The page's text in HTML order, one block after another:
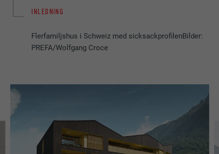
INLEDNING
Flerfamiljshus i Schweiz med sicksackprofilenBilder:
PREFA/Wolfgang Croce